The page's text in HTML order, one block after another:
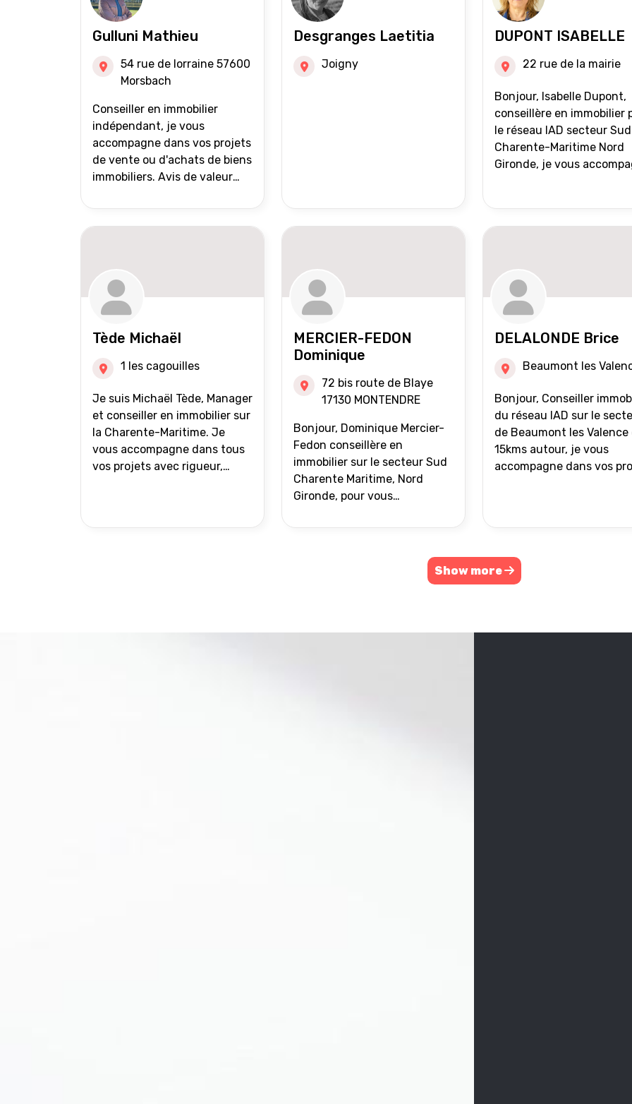
Gulluni Mathieu
54 rue de lorraine 57600
Morsbach
Conseiller en immobilier
indépendant, je vous
accompagne dans vos projets
de vente ou d'achats de biens
immobiliers. Avis de valeur
suivi personnalisés Mise en
avant du bien grâce à des
(niveau national et
international) Validation du
financement des acquéreurs
auprès de partenaires
financiers Portefeuille de
clients acquéreurs travaillé et
Vente en partage grâce au
réseau Iad France et Iad
Deutschland Inter agence
Desgranges Laetitia
Joigny
DUPONT ISABELLE
22 rue de la mairie
Bonjour, Isabelle Dupont,
conseillère en immobilier
le réseau IAD secteur Sud
Charente-Maritime Nord
Gironde, je vous
Tède Michaël
1 les cagouilles
Je suis Michaël Tède, Manager
et conseiller en immobilier sur
la Charente-Maritime. Je
vous accompagne dans tous
vos projets avec rigueur,
MERCIER-FEDON
Dominique
72 bis route de Blaye
17130 MONTENDRE
Bonjour, Dominique Mercier-
Fedon conseillère en
immobilier sur le secteur Sud
Charente Maritime, Nord
Gironde, pour vous
projets immobiliers.
DELALONDE Brice
Beaumont les
Bonjour, Conseiller immobilier
du réseau IAD sur le
de Beaumont les Valence
15kms autour, je vous
accompagne dans vos
Show more